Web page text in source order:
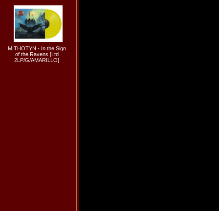
MITHOTYN - In the Sign
of the Ravens [Ltd
2LP/G/AMARILLO]